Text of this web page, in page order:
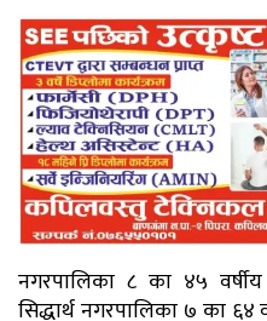
नगरपालिका ८ का ४५
सिद्धार्थ नगरपालिका ७ का ६४